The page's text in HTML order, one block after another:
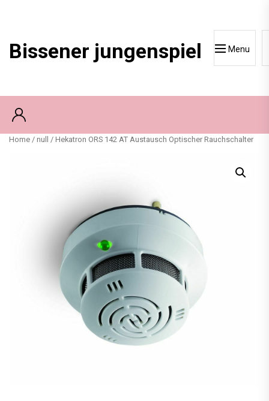
Bissener jungenspiel Menu
Home / null / Hekatron ORS 142 AT Austausch Optischer Rauchschalter